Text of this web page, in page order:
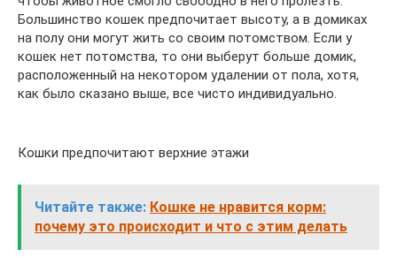
Большинство кошек предпочитает высоту, а в домиках
на полу они могут жить со своим потомством. Если у
кошек нет потомства, то они выберут больше домик,
расположенный на некотором удалении от пола, хотя,
как было сказано выше, все чисто индивидуально.
Кошки предпочитают верхние этажи
Читайте также: Кошке не нравится корм:
почему это происходит и что с этим делать